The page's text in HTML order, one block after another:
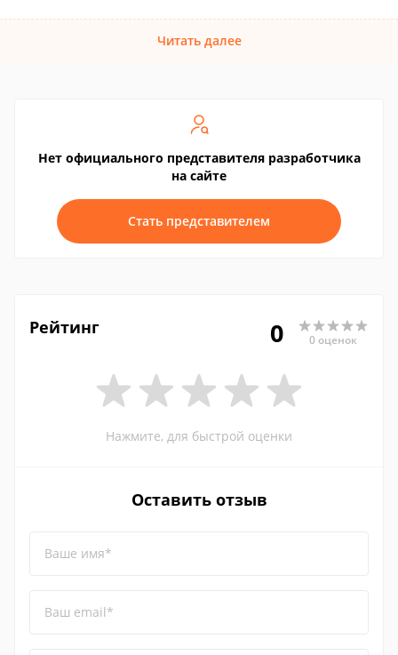
Читать далее
Нет официального представителя разработчика
на сайте
Стать представителем
Рейтинг 0 0 оценок
Нажмите, для быстрой оценки
Оставить отзыв
Ваше имя*
Ваш email*